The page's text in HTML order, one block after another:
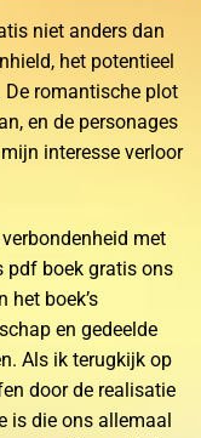
niet anders dan
het potentieel
De romantische plot
en de personages
interesse verloor
met
pdf boek gratis ons
het boek’s
en gedeelde
Als ik terugkijk op
door de realisatie
is die ons allemaal